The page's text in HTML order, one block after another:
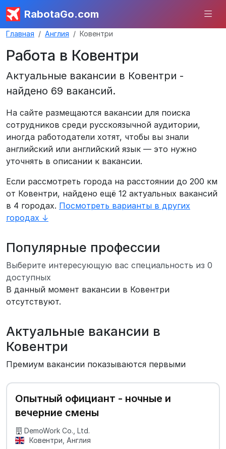
RabotaGo.com
Главная Англия Ковентри
Работа в Ковентри
Актуальные вакансии в Ковентри -
найдено 69 вакансий.
На сайте размещаются вакансии для поиска
сотрудников среди русскоязычной аудитории,
иногда работодатели хотят, чтобы вы знали
английский или английский язык — это нужно
уточнять в описании к вакансии.
Если рассмотреть города на расстоянии до 200 км
от Ковентри, найдено ещё 12 актуальных вакансий
в 4 городах. Посмотреть варианты в других
городах ↓
Популярные профессии
Выберите интересующую вас специальность из 0
доступных
В данный момент вакансии в Ковентри
отсутствуют.
Актуальные вакансии в
Ковентри
Премиум вакансии показываются первыми
Опытный официант - ночные и
вечерние смены
DemoWork Co., Ltd.
Ковентри, Англия